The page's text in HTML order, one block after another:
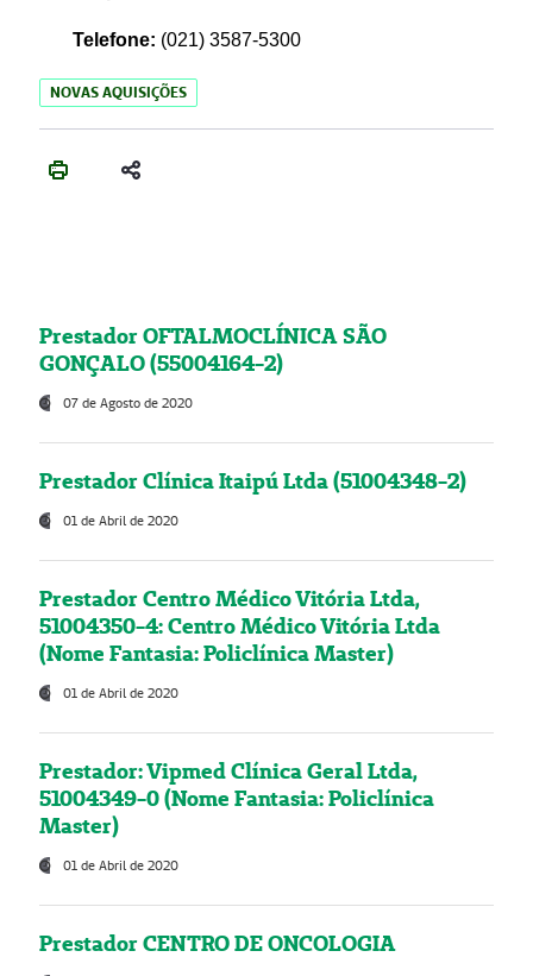
Telefone: (021) 3587-5300
NOVAS AQUISIÇÕES
Prestador OFTALMOCLÍNICA SÃO
GONÇALO (55004164-2)
07 de Agosto de 2020
Prestador Clínica Itaipú Ltda (51004348-2)
01 de Abril de 2020
Prestador Centro Médico Vitória Ltda,
51004350-4: Centro Médico Vitória Ltda
(Nome Fantasia: Policlínica Master)
01 de Abril de 2020
Prestador: Vipmed Clínica Geral Ltda,
51004349-0 (Nome Fantasia: Policlínica
Master)
01 de Abril de 2020
Prestador CENTRO DE ONCOLOGIA